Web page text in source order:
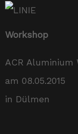
Workshop
ACR Aluminium
am 08.05.2015
in Dülmen